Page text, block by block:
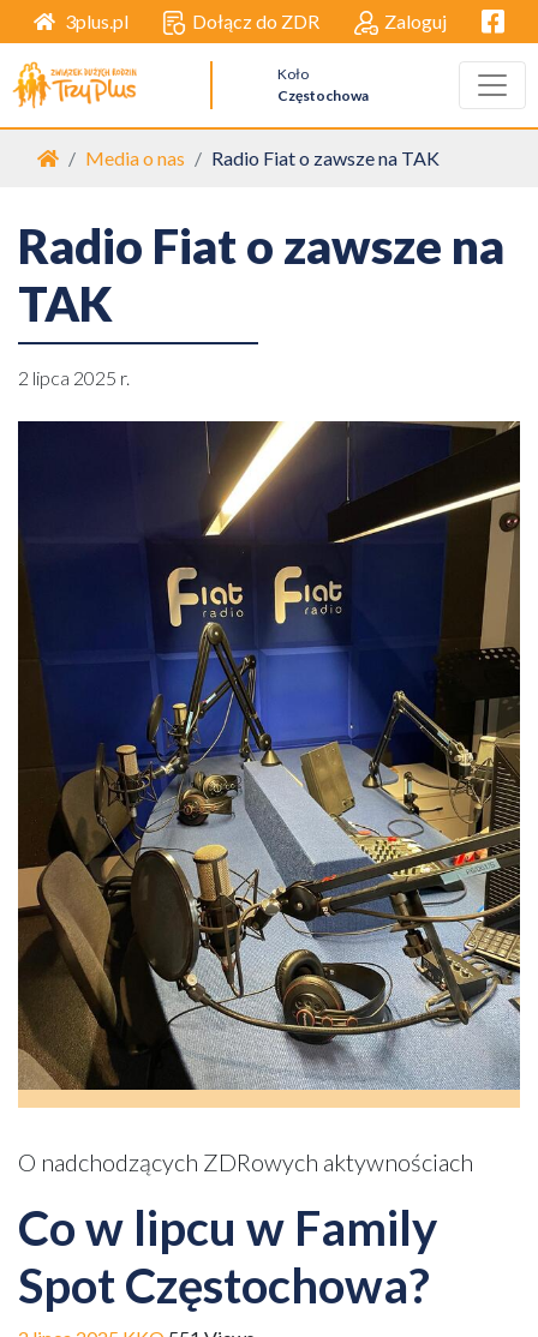
3plus.pl Dołącz do ZDR Zaloguj
Koło
Częstochowa
Strona główna
Media o nas Radio Fiat o zawsze na TAK
Radio Fiat o zawsze na
TAK
2 lipca 2025 r.
O nadchodzących ZDRowych aktywnościach
Co w lipcu w Family
Spot Częstochowa?